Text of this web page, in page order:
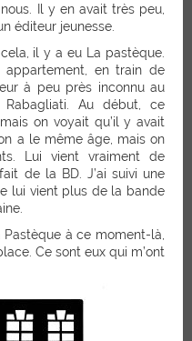
Il y en avait très peu,
éditeur jeunesse.
il y a eu La pastèque.
appartement, en train de
à peu près inconnu au
Au début, ce
on voyait qu’il y avait
a le même âge, mais on
Lui vient vraiment de
de la BD. J’ai suivi une
lui vient plus de la bande
à ce moment-là,
Ce sont eux qui m’ont